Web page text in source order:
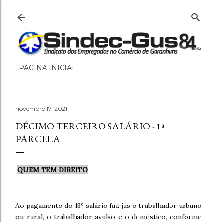
PÁGINA INICIAL
novembro 17, 2021
DÉCIMO TERCEIRO SALÁRIO - 1ª
PARCELA
QUEM TEM DIREITO
Ao pagamento do 13º salário faz jus o trabalhador urbano
ou rural, o trabalhador avulso e o doméstico, conforme